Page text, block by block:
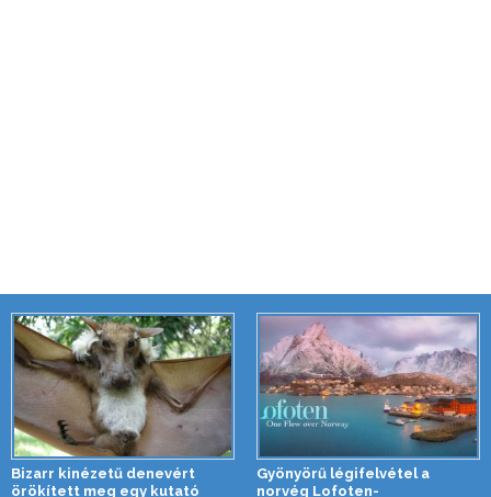
Bizarr kinézetű denevért
örökített meg egy kutató
Gyönyörű légifelvétel a
norvég Lofoten-